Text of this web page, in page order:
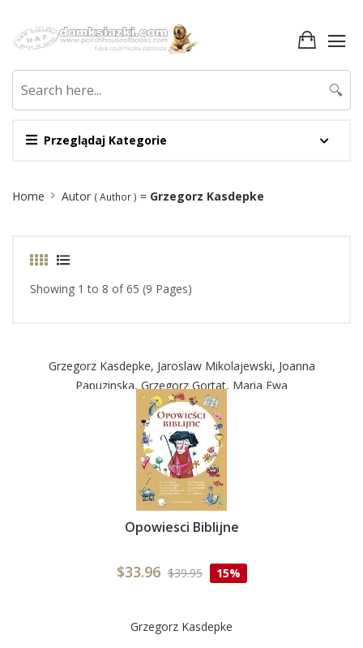
Przeglądaj Kategorie
🔍
Breadcrumb
Home Autor ( Author ) = Grzegorz Kasdepke
Showing 1 to 8 of 65 (9 Pages)
Grzegorz Kasdepke, Jaroslaw Mikolajewski, Joanna
Papuzinska, Grzegorz Gortat, Maria Ewa
Opowiesci Biblijne
$33.96 $39.95 15%
Grzegorz Kasdepke